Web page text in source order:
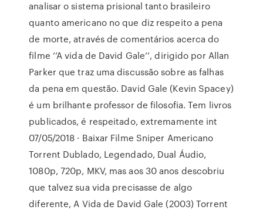
analisar o sistema prisional tanto brasileiro
quanto americano no que diz respeito a pena
de morte, através de comentários acerca do
filme ‘’A vida de David Gale’’, dirigido por Allan
Parker que traz uma discussão sobre as falhas
da pena em questão. David Gale (Kevin Spacey)
é um brilhante professor de filosofia. Tem livros
publicados, é respeitado, extremamente int
07/05/2018 · Baixar Filme Sniper Americano
Torrent Dublado, Legendado, Dual Áudio,
1080p, 720p, MKV, mas aos 30 anos descobriu
que talvez sua vida precisasse de algo
diferente, A Vida de David Gale (2003) Torrent